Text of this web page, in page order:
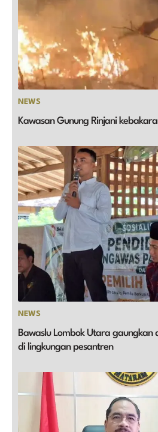
NEWS
Kawasan Gunung Rinjani
NEWS
Bawaslu Lombok Utara gaungkan
di lingkungan pesantren